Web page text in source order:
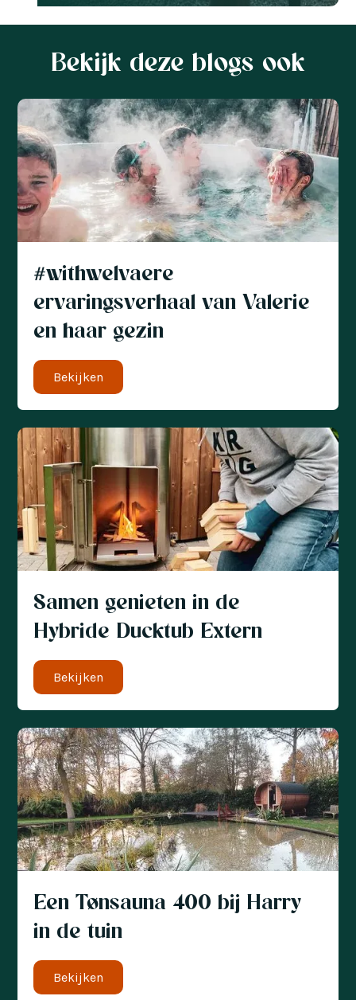
Bekijk deze blogs ook
#withwelvaere
ervaringsverhaal van Valerie
en haar gezin
Bekijken
Samen genieten in de
Hybride Ducktub Extern
Bekijken
Een Tønsauna 400 bij Harry
in de tuin
Bekijken